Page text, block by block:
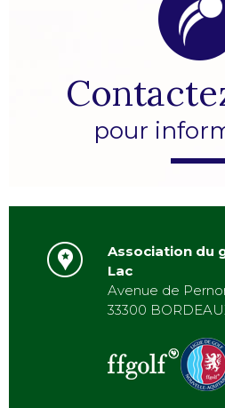
pour
Association du
Lac
Avenue de
33300